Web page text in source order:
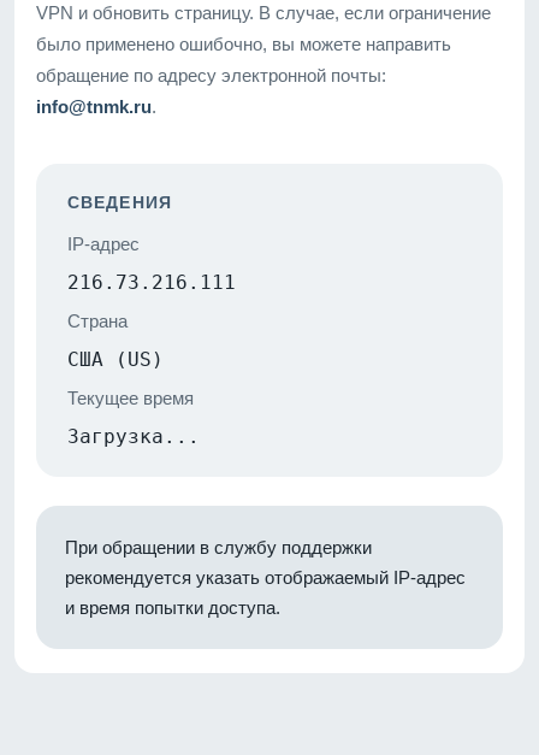
VPN и обновить страницу. В случае, если ограничение
было применено ошибочно, вы можете направить
обращение по адресу электронной почты:
info@tnmk.ru.
СВЕДЕНИЯ
IP-адрес
216.73.216.111
Страна
США (US)
Текущее время
Загрузка...
При обращении в службу поддержки
рекомендуется указать отображаемый IP-адрес
и время попытки доступа.